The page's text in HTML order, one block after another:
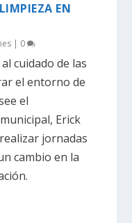
EN
| 0
cuidado de las
el entorno de
el
Erick
jornadas
cambio en la